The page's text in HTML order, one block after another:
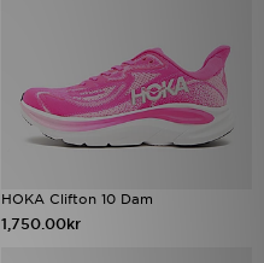
HOKA Clifton 10 Dam
1,750.00kr